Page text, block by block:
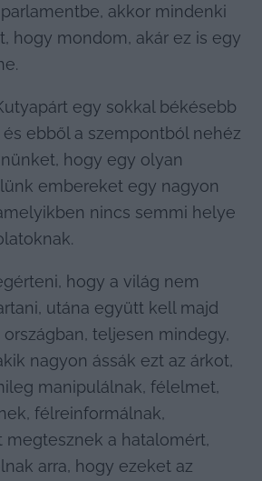
akkor mindenki
hogy mondom, akár ez is egy
egy sokkal békésebb
ebből a szempontból nehéz
hogy egy olyan
embereket egy nagyon
nincs semmi helye
hogy a világ nem
utána együtt kell majd
teljesen mindegy,
nagyon ássák ezt az árkot,
manipulálnak, félelmet,
félreinformálnak,
megtesznek a hatalomért,
arra, hogy ezeket az